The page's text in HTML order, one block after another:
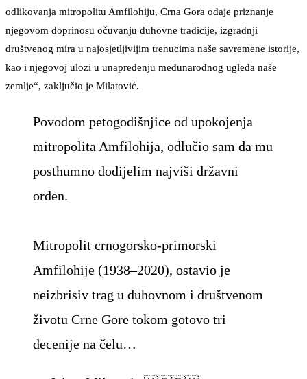
odlikovanja mitropolitu Amfilohiju, Crna Gora odaje priznanje
njegovom doprinosu očuvanju duhovne tradicije, izgradnji
društvenog mira u najosjetljivijim trenucima naše savremene istorije,
kao i njegovoj ulozi u unapređenju međunarodnog ugleda naše
zemlje“, zaključio je Milatović.
Povodom petogodišnjice od upokojenja
mitropolita Amfilohija, odlučio sam da mu
posthumno dodijelim najviši državni
orden.
Mitropolit crnogorsko-primorski
Amfilohije (1938–2020), ostavio je
neizbrisiv trag u duhovnom i društvenom
životu Crne Gore tokom gotovo tri
decenije na čelu…